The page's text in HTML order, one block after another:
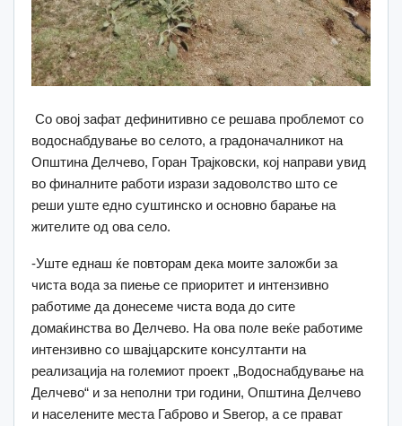
Со овој зафат дефинитивно се решава проблемот со
водоснабдување во селото, а градоначалникот на
Општина Делчево, Горан Трајковски, кој направи увид
во финалните работи изрази задоволство што се
реши уште едно суштинско и основно барање на
жителите од ова село.
-Уште еднаш ќе повторам дека моите заложби за
чиста вода за пиење се приоритет и интензивно
работиме да донесеме чиста вода до сите
домаќинства во Делчево. На ова поле веќе работиме
интензивно со швајцарските консултанти на
реализација на големиот проект „Водоснабдување на
Делчево“ и за неполни три години, Општина Делчево
и населените места Габрово и Ѕвегор, а се прават